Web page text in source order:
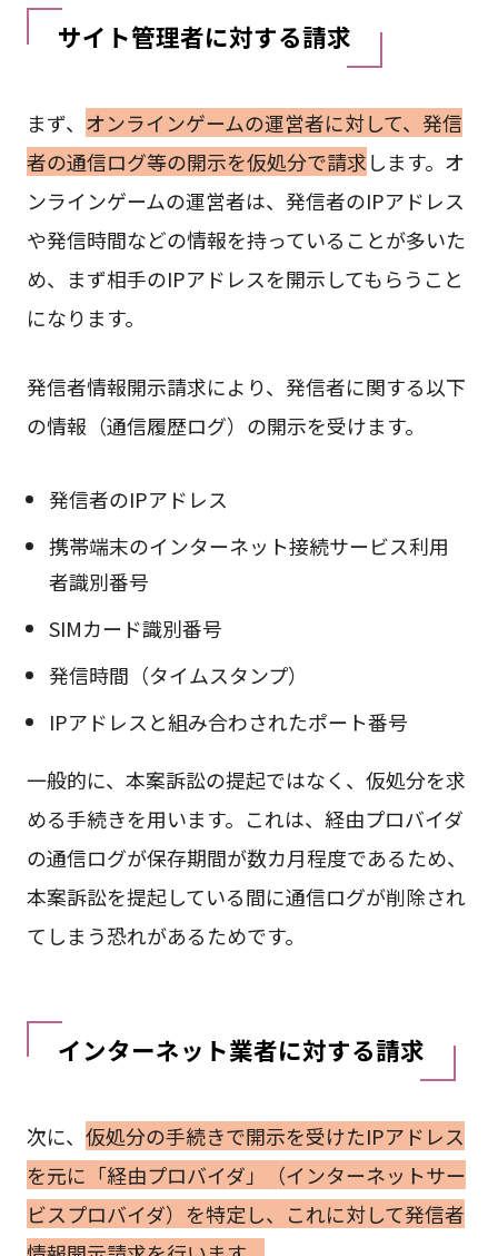
サイト管理者に対する請求
まず、 オンラインゲームの運営者に対して、発信
者の通信ログ等の開示を仮処分で請求します。オ
ンラインゲームの運営者は、発信者のIPアドレス
や発信時間などの情報を持っていることが多いた
め、まず相手のIPアドレスを開示してもらうこと
になります。
発信者情報開示請求により、発信者に関する以下
の情報（通信履歴ログ）の開示を受けます。
発信者のIPアドレス
携帯端末のインターネット接続サービス利用
者識別番号
SIMカード識別番号
発信時間（タイムスタンプ）
IPアドレスと組み合わされたポート番号
一般的に、本案訴訟の提起ではなく、仮処分を求
める手続きを用います。これは、経由プロバイダ
の通信ログが保存期間が数カ月程度であるため、
本案訴訟を提起している間に通信ログが削除され
てしまう恐れがあるためです。
インターネット業者に対する請求
次に、 仮処分の手続きで開示を受けたIPアドレス
を元に「経由プロバイダ」（インターネットサー
ビスプロバイダ）を特定し、これに対して発信者